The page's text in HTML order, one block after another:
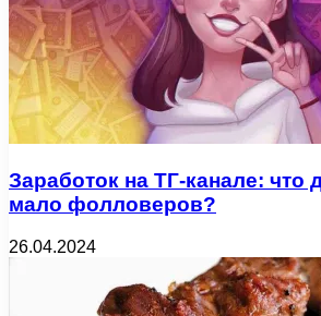
Заработок на ТГ-канале: что
мало фолловеров?
26.04.2024